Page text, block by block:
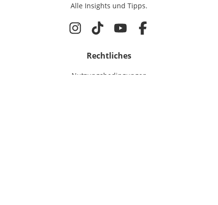
Alle Insights und Tipps.
Rechtliches
Nutzungsbedingungen